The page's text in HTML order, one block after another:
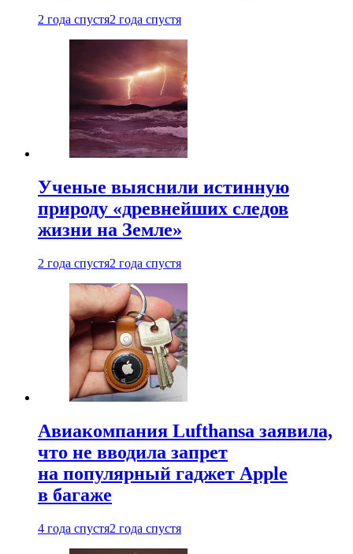
2 года спустя2 года спустя
Ученые выяснили истинную
природу «древнейших следов
жизни на Земле»
2 года спустя2 года спустя
Авиакомпания Lufthansa заявила,
что не вводила запрет
на популярный гаджет Apple
в багаже
4 года спустя2 года спустя